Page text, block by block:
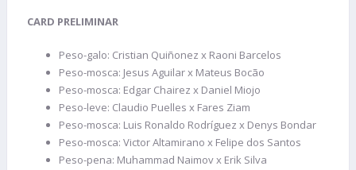
CARD PRELIMINAR
Peso-galo: Cristian Quiñonez x Raoni Barcelos
Peso-mosca: Jesus Aguilar x Mateus Bocão
Peso-mosca: Edgar Chairez x Daniel Miojo
Peso-leve: Claudio Puelles x Fares Ziam
Peso-mosca: Luis Ronaldo Rodríguez x Denys Bondar
Peso-mosca: Victor Altamirano x Felipe dos Santos
Peso-pena: Muhammad Naimov x Erik Silva